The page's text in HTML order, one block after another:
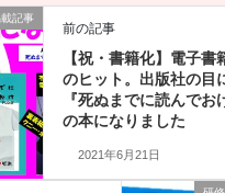
記事
前の記事
【祝・書籍化】電子書
のヒット。出版社の目
『死ぬまでに読んでお
の本になりました
2021年6月21日